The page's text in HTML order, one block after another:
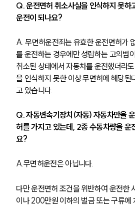
Q. 운전면허 취소사실을 인식하지 못하
운전이 되나요?
A. 무면허운전죄는 유효한 운전면허가
를 운전하는 경우에만 성립하는 고의범
취소된 상태에서 자동차를 운전했더라
을 인식하지 못한 이상 무면허에 해당된
고 있습니다.
Q. 자동변속기장치(자동) 자동차만을
허를 가지고 있는데, 2종 수동차량을 운
요?
A.무면허운전은 아닙니다.
다만 운전면허 조건을 위반하여 운전한
이나 200만원 이하의 벌금 또는 구류에